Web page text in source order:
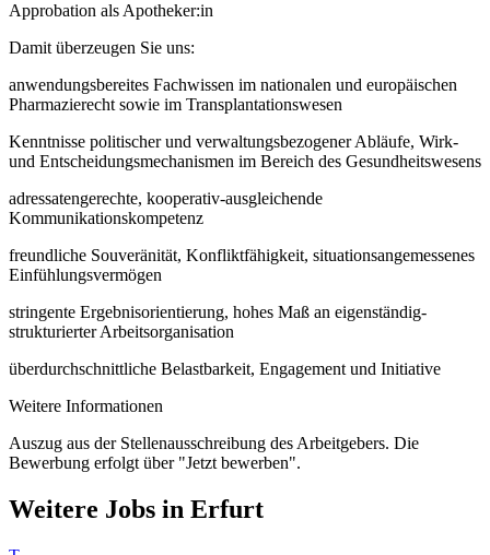
Approbation als Apotheker:in
Damit überzeugen Sie uns:
anwendungsbereites Fachwissen im nationalen und europäischen
Pharmazierecht sowie im Transplantationswesen
Kenntnisse politischer und verwaltungsbezogener Abläufe, Wirk-
und Entscheidungsmechanismen im Bereich des Gesundheitswesens
adressatengerechte, kooperativ-ausgleichende
Kommunikationskompetenz
freundliche Souveränität, Konfliktfähigkeit, situationsangemessenes
Einfühlungsvermögen
stringente Ergebnisorientierung, hohes Maß an eigenständig-
strukturierter Arbeitsorganisation
überdurchschnittliche Belastbarkeit, Engagement und Initiative
Weitere Informationen
Auszug aus der Stellenausschreibung des Arbeitgebers. Die
Bewerbung erfolgt über "Jetzt bewerben".
Weitere Jobs in Erfurt